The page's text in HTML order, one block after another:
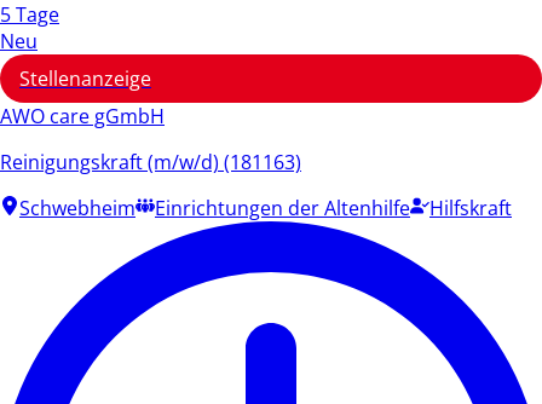
5 Tage
Neu
Stellenanzeige
AWO care gGmbH
Reinigungskraft (m/w/d) (181163)
Schwebheim
Einrichtungen der Altenhilfe Hilfskraft